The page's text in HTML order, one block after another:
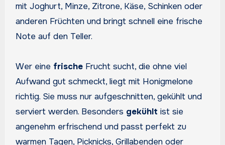
mit Joghurt, Minze, Zitrone, Käse, Schinken oder
anderen Früchten und bringt schnell eine frische
Note auf den Teller.
Wer eine frischeFrucht sucht, die ohne viel
Aufwand gut schmeckt, liegt mit Honigmelone
richtig. Sie muss nur aufgeschnitten, gekühlt und
serviert werden. Besonders gekühlt ist sie
angenehm erfrischend und passt perfekt zu
warmen Tagen, Picknicks, Grillabenden oder